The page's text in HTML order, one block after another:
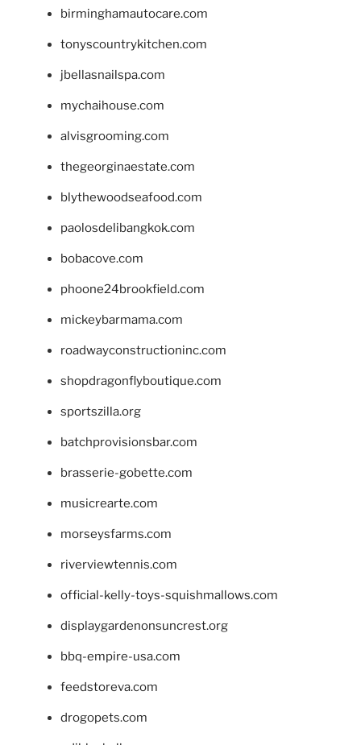
birminghamautocare.com
tonyscountrykitchen.com
jbellasnailspa.com
mychaihouse.com
alvisgrooming.com
thegeorginaestate.com
blythewoodseafood.com
paolosdelibangkok.com
bobacove.com
phoone24brookfield.com
mickeybarmama.com
roadwayconstructioninc.com
shopdragonflyboutique.com
sportszilla.org
batchprovisionsbar.com
brasserie-gobette.com
musicrearte.com
morseysfarms.com
riverviewtennis.com
official-kelly-toys-squishmallows.com
displaygardenonsuncrest.org
bbq-empire-usa.com
feedstoreva.com
drogopets.com